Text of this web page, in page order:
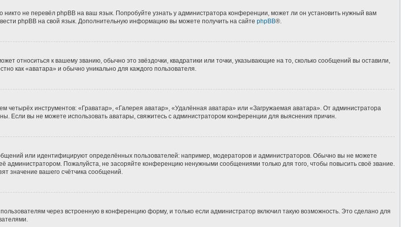
не перевёл phpBB на ваш язык. Попробуйте узнать у администратора конференции, может ли он установить нужный вам
phpBB на свой язык. Дополнительную информацию вы можете получить на сайте phpBB®.
относиться к вашему званию, обычно это звёздочки, квадратики или точки, указывающие на то, сколько сообщений вы оставили,
как «аватара» и обычно уникально для каждого пользователя.
четырёх инструментов: «Граватар», «Галерея аватар», «Удалённая аватара» или «Загружаемая аватара». От администратора
Если вы не можете использовать аватары, свяжитесь с администратором конференции для выяснения причин.
или идентифицируют определённых пользователей: например, модераторов и администраторов. Обычно вы не можете
администратором. Пожалуйста, не засоряйте конференцию ненужными сообщениями только для того, чтобы повысить своё звание.
значение вашего счётчика сообщений.
через встроенную в конференцию форму, и только если администратор включил такую возможность. Это сделано для